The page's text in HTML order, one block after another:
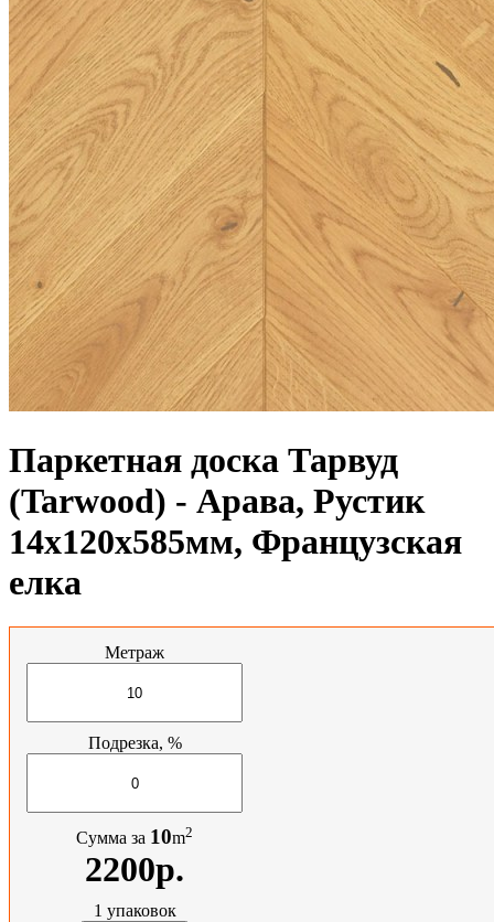
Паркетная доска Тарвуд
(Tarwood) - Арава, Рустик
14х120х585мм, Французская
елка
Метраж
Подрезка, %
Сумма за 10m2
2200р.
1 упаковок